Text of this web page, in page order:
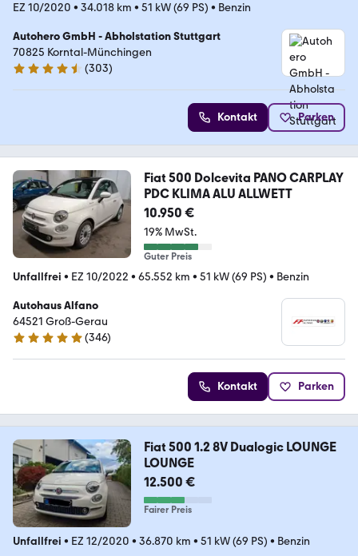
EZ 10/2020 • 34.018 km • 51 kW (69 PS) • Benzin
Autohero GmbH - Abholstation Stuttgart
70825 Korntal-Münchingen
4.4 Sterne
(303)
Kontakt Parken
Fiat 500 Dolcevita PANO CARPLAY
PDC KLIMA ALU ALLWETT
10.950 €
19% MwSt.
Guter Preis
Unfallfrei • EZ 10/2022 • 65.552 km • 51 kW (69 PS) • Benzin
Autohaus Alfano
64521 Groß-Gerau
5 Sterne
(346)
Kontakt Parken
Fiat 500 1.2 8V Dualogic LOUNGE
LOUNGE
12.500 €
Fairer Preis
Unfallfrei • EZ 12/2020 • 36.870 km • 51 kW (69 PS) • Benzin